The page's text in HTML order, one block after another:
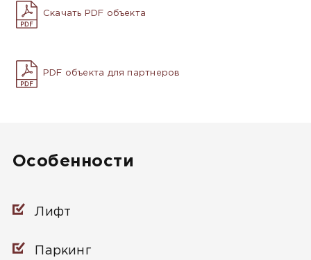
Скачать PDF объекта
PDF объекта для партнеров
Особенности
Лифт
Паркинг